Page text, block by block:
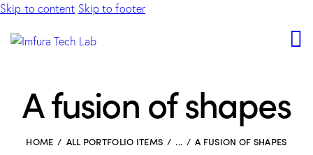
Skip to content Skip to footer
A fusion of shapes
HOME ALL PORTFOLIO ITEMS ... A FUSION OF SHAPES